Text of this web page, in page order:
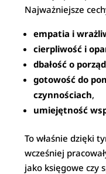
Najważniejsze
empatia i
cierpliwość i
dbałość o
gotowość do
czynnościach,
umiejętność
To właśnie dzięki
wcześniej
jako księgowe czy